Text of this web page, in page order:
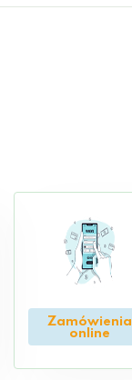
Zamówienia
online